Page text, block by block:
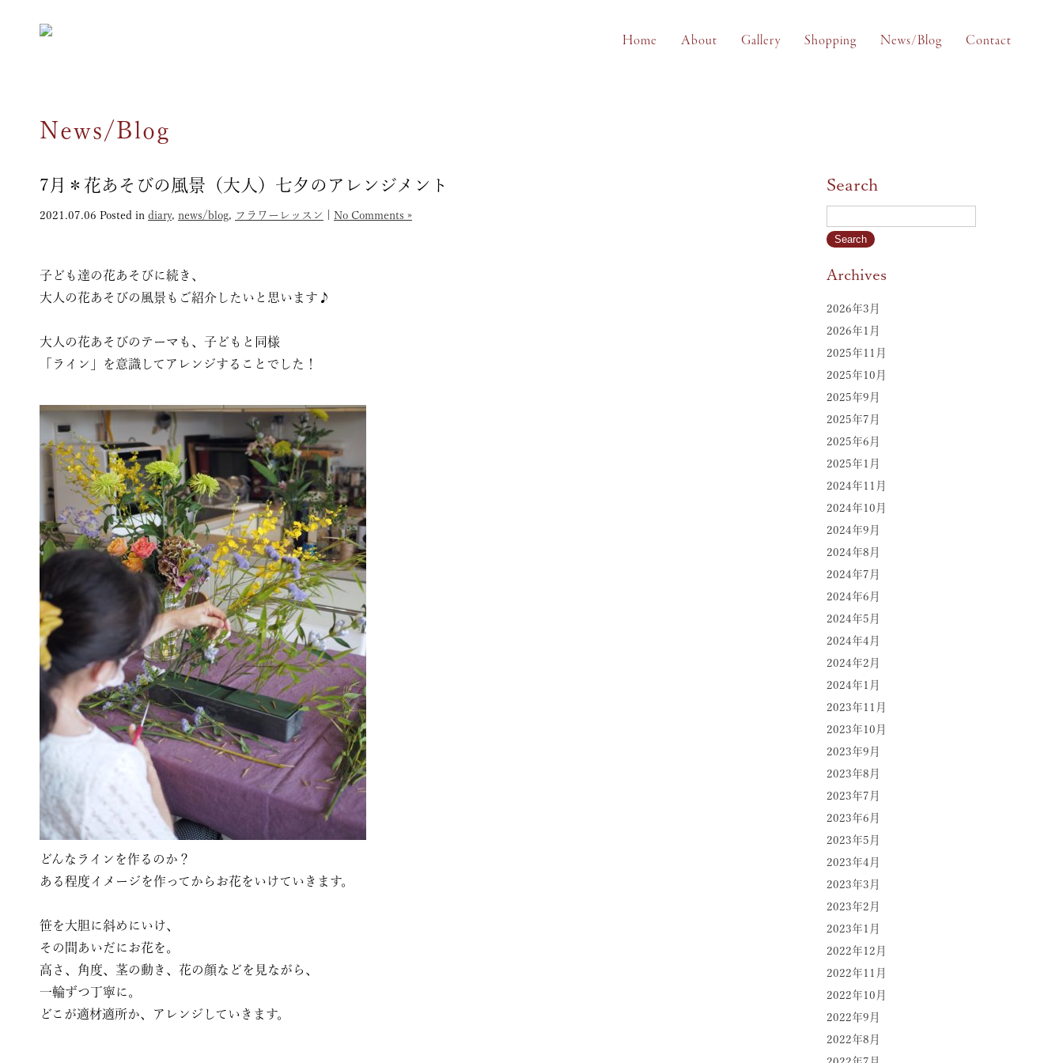
Home About Gallery Shopping News/Blog Contact
News/Blog
7月＊花あそびの風景（大人）七夕のアレンジメント
2021.07.06 Posted in diary, news/blog, フラワーレッスン No Comments »
子ども達の花あそびに続き、
大人の花あそびの風景もご紹介したいと思います♪
大人の花あそびのテーマも、子どもと同様
「ライン」を意識してアレンジすることでした！
どんなラインを作るのか？
ある程度イメージを作ってからお花をいけていきます。
笹を大胆に斜めにいけ、
その間あいだにお花を。
高さ、角度、茎の動き、花の顔などを見ながら、
一輪ずつ丁寧に。
どこが適材適所か、アレンジしていきます。
Search
Archives
2026年3月
2026年1月
2025年11月
2025年10月
2025年9月
2025年7月
2025年6月
2025年1月
2024年11月
2024年10月
2024年9月
2024年8月
2024年7月
2024年6月
2024年5月
2024年4月
2024年2月
2024年1月
2023年11月
2023年10月
2023年9月
2023年8月
2023年7月
2023年6月
2023年5月
2023年4月
2023年3月
2023年2月
2023年1月
2022年12月
2022年11月
2022年10月
2022年9月
2022年8月